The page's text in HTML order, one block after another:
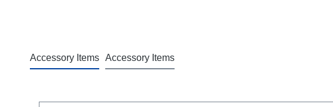
Accessory Items Accessory Items